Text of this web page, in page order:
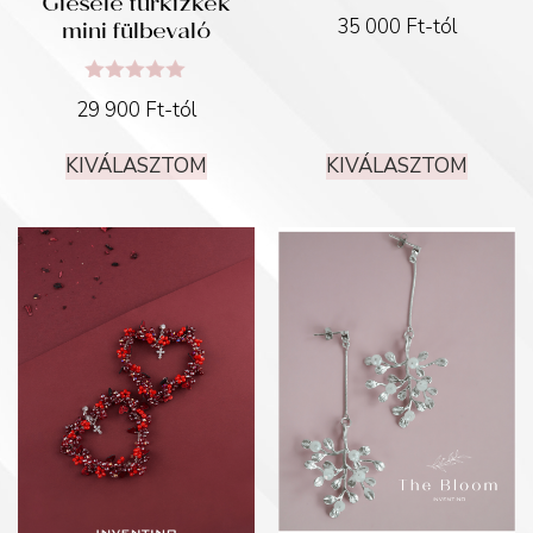
mini fülbevaló
Értékelés:
5.00
29 900 Ft-tól
KIVÁLASZTOM
35 000 Ft-tól
KIVÁLASZTOM